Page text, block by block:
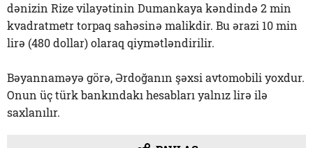
dənizin Rize vilayətinin Dumankaya kəndində 2 min
kvadratmetr torpaq sahəsinə malikdir. Bu ərazi 10 min
lirə (480 dollar) olaraq qiymətləndirilir.
Bəyannaməyə görə, Ərdoğanın şəxsi avtomobili yoxdur.
Onun üç türk bankındakı hesabları yalnız lirə ilə
saxlanılır.